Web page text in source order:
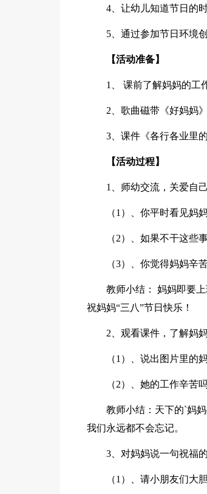
4、让幼儿知道节日的时
5、通过参加节日环境创
【活动准备】
1、 课前了解妈妈的工
2、歌曲磁带《好妈妈
3、课件《各行各业里
【活动过程】
1、师幼交流，关爱自
（1）、你平时看见妈
（2）、如果不干这些
（3）、你觉得妈妈辛
教师小结： 妈妈即要
祝妈妈“三八”节日快乐！
2、观看课件，了解妈
（1）、说出图片里的
（2）、她的工作辛苦
教师小结：天下的`妈
我们永远都不会忘记。
3、对妈妈说一句祝福
（1）、请小朋友们大